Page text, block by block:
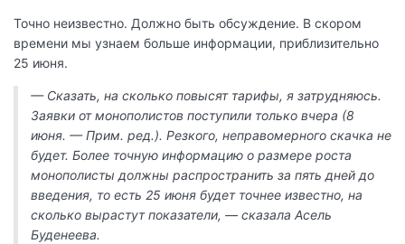
Точно неизвестно. Должно быть обсуждение. В скором
времени мы узнаем больше информации, приблизительно
25 июня.
— Сказать, на сколько повысят тарифы, я затрудняюсь.
Заявки от монополистов поступили только вчера (8
июня. — Прим. ред.). Резкого, неправомерного скачка не
будет. Более точную информацию о размере роста
монополисты должны распространить за пять дней до
введения, то есть 25 июня будет точнее известно, на
сколько вырастут показатели, — сказала Асель
Буденеева.